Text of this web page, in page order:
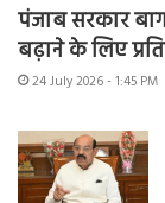
पंजाब सरकार
बढ़ाने के लिए
24 July 2026 - 1:45 PM